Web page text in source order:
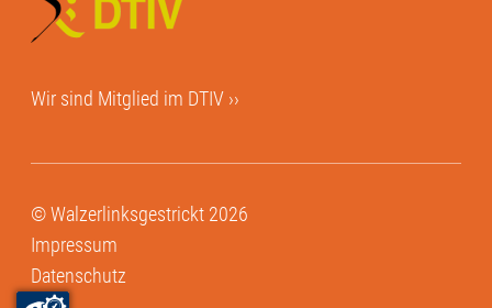
Wir sind Mitglied im DTIV ››
© Walzerlinksgestrickt 2026
Impressum
Datenschutz